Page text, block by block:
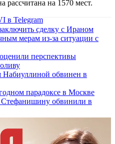
рассчитана на 1570 мест.
в Telegram
сделку с Ираном
мерам из-за ситуации с
перспективы
Набиуллиной обвинен в
парадоксе в Москве
обвинили в